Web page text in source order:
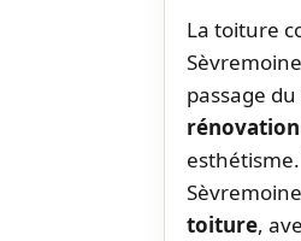
La toiture
passage
toiture,